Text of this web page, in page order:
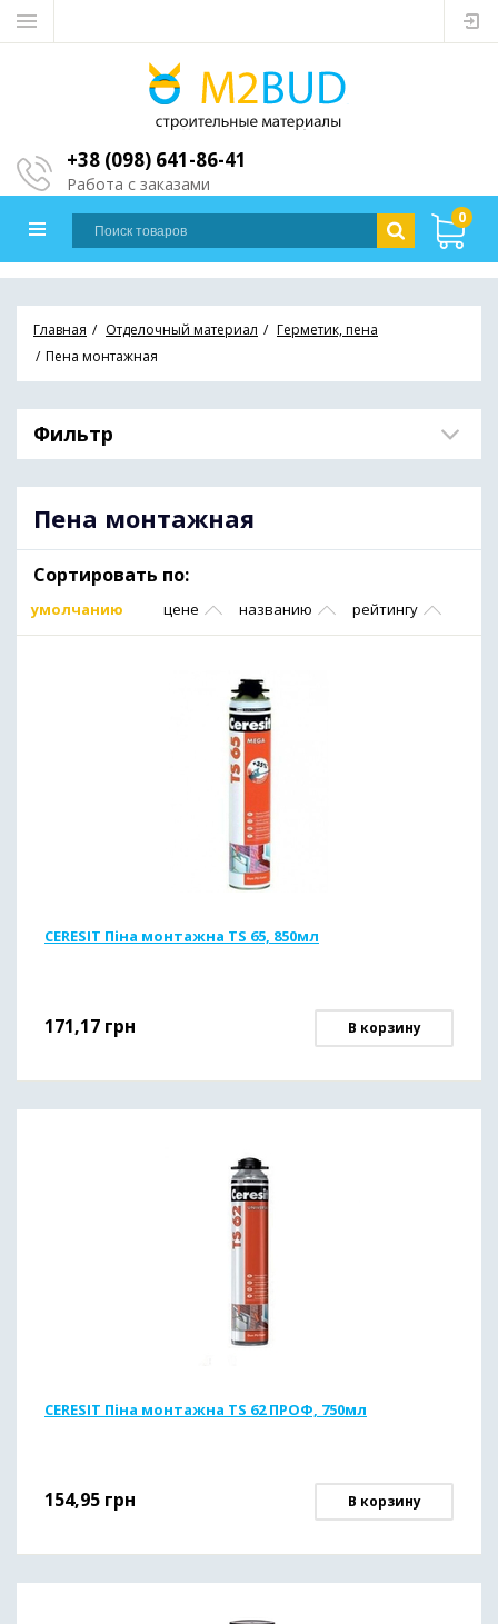
+38 (098) 641-86-41
Работа с заказами
0
Главная Отделочный материал
Герметик, пена
Пена монтажная
Фильтр
Пена монтажная
Сортировать по:
умолчанию цене названию рейтингу
CERESIT Піна монтажна TS 65, 850мл
171,17 грн В корзину
CERESIT Піна монтажна TS 62 ПРОФ, 750мл
154,95 грн В корзину